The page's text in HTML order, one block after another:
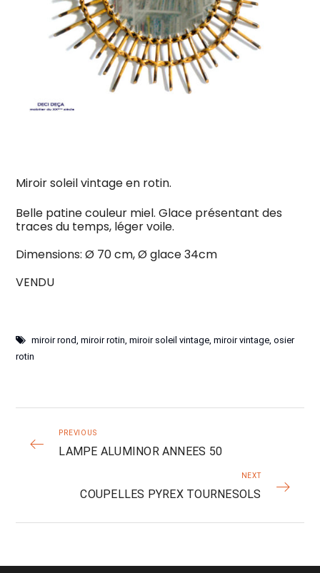
Miroir soleil vintage en rotin.
Belle patine couleur miel.Glace présentant des
traces du temps, léger voile.
Dimensions: Ø 70 cm, Ø glace 34cm
VENDU
miroir rond,miroir rotin,miroir soleil vintage,miroir vintage,osier
rotin
PREVIOUS
LAMPE ALUMINOR ANNEES 50
NEXT
COUPELLES PYREX TOURNESOLS